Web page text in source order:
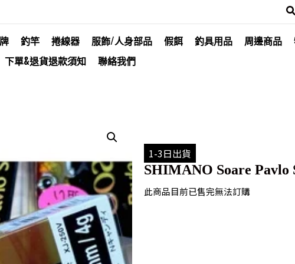
釣竿 捲線器 服飾/人身部品 假餌 釣具用品 周邊商品
下單&退貨退款須知
聯絡我們
1-3日出貨
SHIMANO Soare Pavlo
此商品目前已售完無法訂購